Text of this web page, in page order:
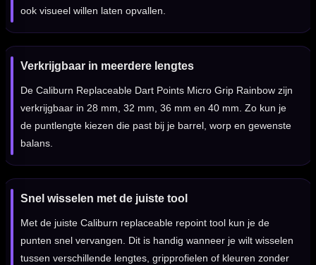
ook visueel willen laten opvallen.
Verkrijgbaar in meerdere lengtes
De Caliburn Replaceable Dart Points Micro Grip Rainbow zijn
verkrijgbaar in 28 mm, 32 mm, 36 mm en 40 mm. Zo kun je
de puntlengte kiezen die past bij je barrel, worp en gewenste
balans.
Snel wisselen met de juiste tool
Met de juiste Caliburn replaceable repoint tool kun je de
punten snel vervangen. Dit is handig wanneer je wilt wisselen
tussen verschillende lengtes, gripprofielen of kleuren zonder